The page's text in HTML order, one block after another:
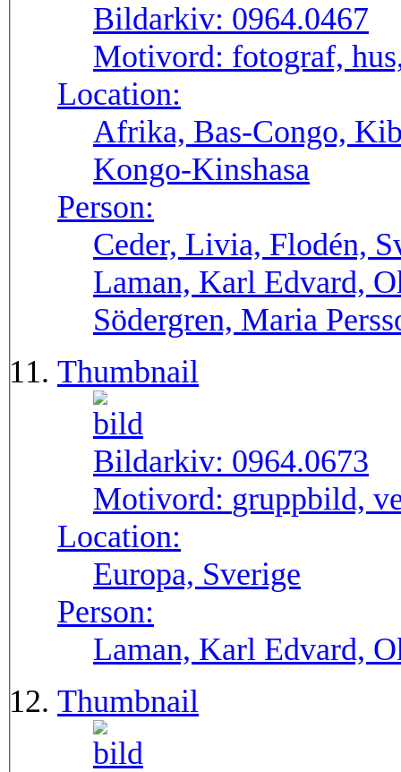
Bildarkiv: 0964.0467
Motivord: fotograf,
Location:
Afrika, Bas-Congo,
Kongo-Kinshasa
Person:
Ceder, Livia, Flodén,
Laman, Karl Edvard,
Södergren, Maria
Thumbnail
Bildarkiv: 0964.0673
Motivord: gruppbild,
Location:
Europa, Sverige
Person:
Laman, Karl Edvard,
Thumbnail